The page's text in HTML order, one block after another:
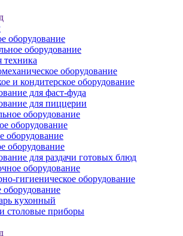
оборудование
оборудование
техника
оборудование
и кондитерское оборудование
для фаст-фуда
для пиццерии
оборудование
оборудование
оборудование
оборудование
для раздачи готовых блюд
оборудование
гигиеническое оборудование
оборудование
кухонный
столовые приборы